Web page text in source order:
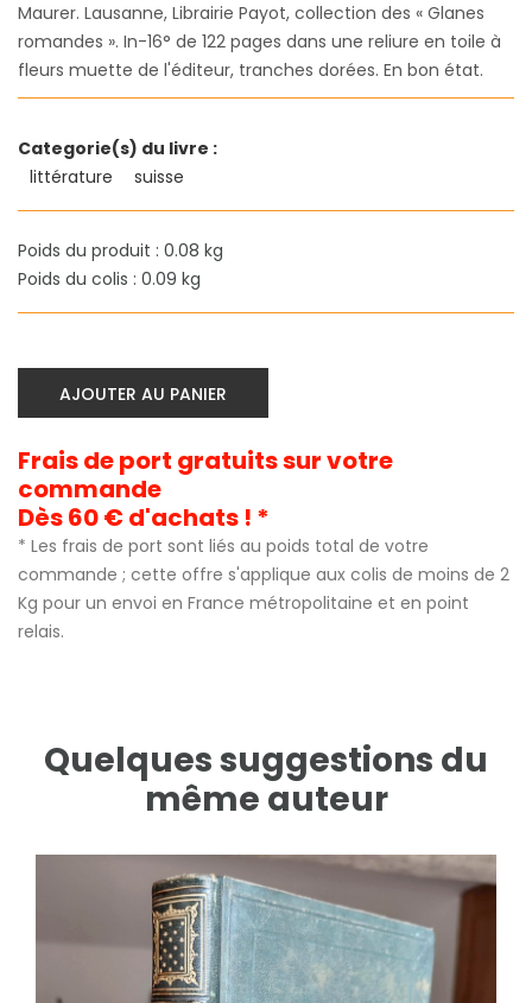
Maurer. Lausanne, Librairie Payot, collection des « Glanes
romandes ». In-16° de 122 pages dans une reliure en toile à
fleurs muette de l'éditeur, tranches dorées. En bon état.
Categorie(s) du livre :
littérature
suisse
Poids du produit : 0.08 kg
Poids du colis : 0.09 kg
AJOUTER AU PANIER
Frais de port gratuits sur votre
commande
Dès 60 € d'achats ! *
* Les frais de port sont liés au poids total de votre
commande ; cette offre s'applique aux colis de moins de 2
Kg pour un envoi en France métropolitaine et en point
relais.
Quelques suggestions du
même auteur